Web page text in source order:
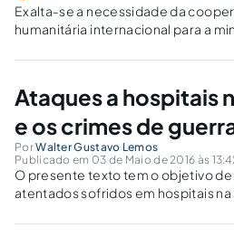
Exalta-se a necessidade da
humanitária internacional para a
começou como oposição a um
Ataques a hospitais
e os crimes de
PorWalter Gustavo Lemos
Publicado em 03 de Maio de 2016 às
O presente texto tem o objetivo de
atentados sofridos em hospitais na
pessoas civis em guerras e outras